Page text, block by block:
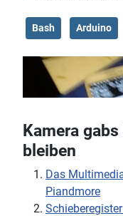
Bash Arduino
Kamera
bleiben
Das
Piandmore